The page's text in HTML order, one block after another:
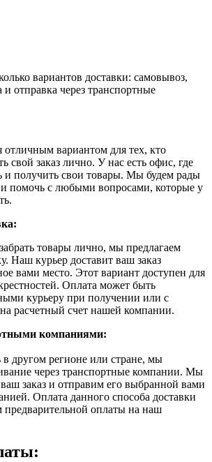
вариантов доставки: самовывоз,
и отправка через транспортные
отличным вариантом для тех, кто
свой заказ лично. У нас есть офис, где
и получить свои товары. Мы будем рады
и помочь с любыми вопросами, которые у
товары лично, мы предлагаем
Наш курьер доставит ваш заказ
вами место. Этот вариант доступен для
Оплата может быть
курьеру при получении или с
расчетный счет нашей компании.
компаниями:
другом регионе или стране, мы
через транспортные компании. Мы
заказ и отправим его выбранной вами
Оплата данного способа доставки
предварительной оплаты на наш